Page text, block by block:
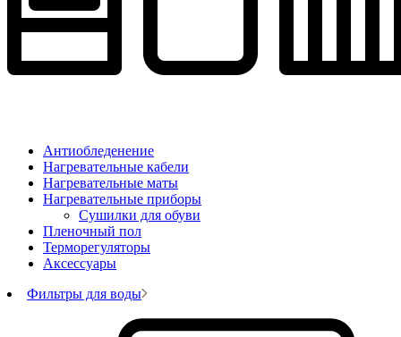
Антиобледенение
Нагревательные кабели
Нагревательные маты
Нагревательные приборы
Сушилки для обуви
Пленочный пол
Терморегуляторы
Аксессуары
Фильтры для воды